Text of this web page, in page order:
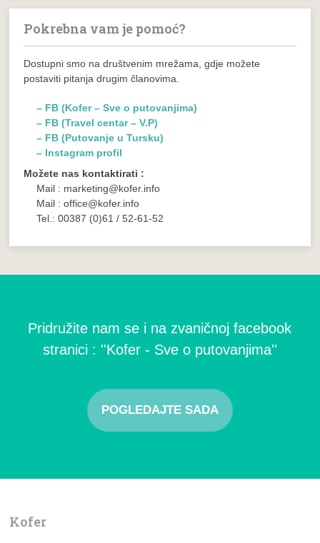
Pokrebna vam je pomoć?
Dostupni smo na društvenim mrežama, gdje možete
postaviti pitanja drugim članovima.
– FB (Kofer – Sve o putovanjima)
– FB (Travel centar – V.P)
– FB (Putovanje u Tursku)
– Instagram profil
Možete nas kontaktirati :
Mail : marketing@kofer.info
Mail : office@kofer.info
Tel.: 00387 (0)61 / 52-61-52
Pridružite nam se i na zvaničnoj facebook
stranici : ''Kofer - Sve o putovanjima''
POGLEDAJTE SADA
Kofer